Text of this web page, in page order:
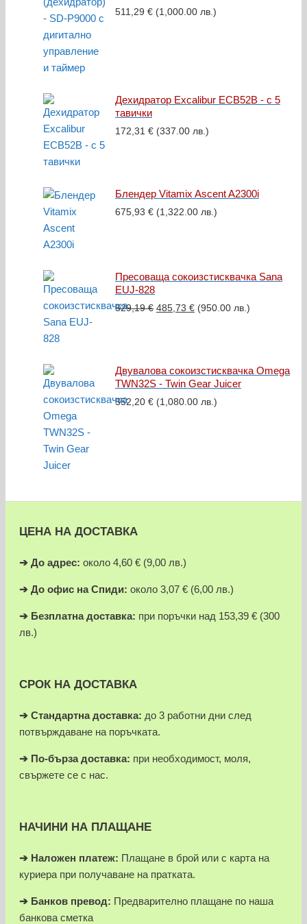
511,29 € (1,000.00 лв.)
Дехидратор Excalibur ECB52B - с 5
тавички
172,31 € (337.00 лв.)
Блендер Vitamix Ascent A2300i
675,93 € (1,322.00 лв.)
Пресоваща сокоизстисквачка Sana
EUJ-828
529,19€ Original
485,73 €Текущата
(950.00 лв.)
Двувалова сокоизстисквачка Omega
TWN32S - Twin Gear Juicer
552,20 € (1,080.00 лв.)
ЦЕНА НА ДОСТАВКА
➔ До адрес: около 4,60 € (9,00 лв.)
➔ До офис на Спиди: около 3,07 € (6,00 лв.)
➔ Безплатна доставка: при поръчки над 153,39 € (300
лв.)
СРОК НА ДОСТАВКА
➔ Стандартна доставка: до 3 работни дни след
потвърждаване на поръчката.
➔ По-бърза доставка: при необходимост, моля,
свържете се с нас.
НАЧИНИ НА ПЛАЩАНЕ
➔ Наложен платеж: Плащане в брой или с карта на
куриера при получаване на пратката.
➔ Банков превод: Предварително плащане по наша
банкова сметка